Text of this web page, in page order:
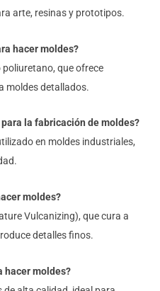
arte, resinas y prototipos.
hacer moldes?
que ofrece
moldes detallados.
la fabricación de moldes?
en moldes industriales,
moldes?
Vulcanizing), que cura a
detalles finos.
hacer moldes?